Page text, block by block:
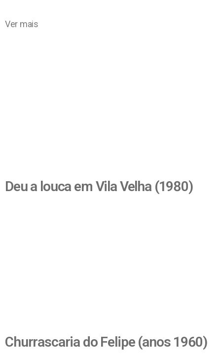
Ver mais
Deu a louca em Vila Velha (1980)
Churrascaria do Felipe (anos 1960)